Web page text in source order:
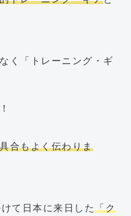
く「トレーニング・ギ
合もよく伝わりま
て日本に来日した「ク